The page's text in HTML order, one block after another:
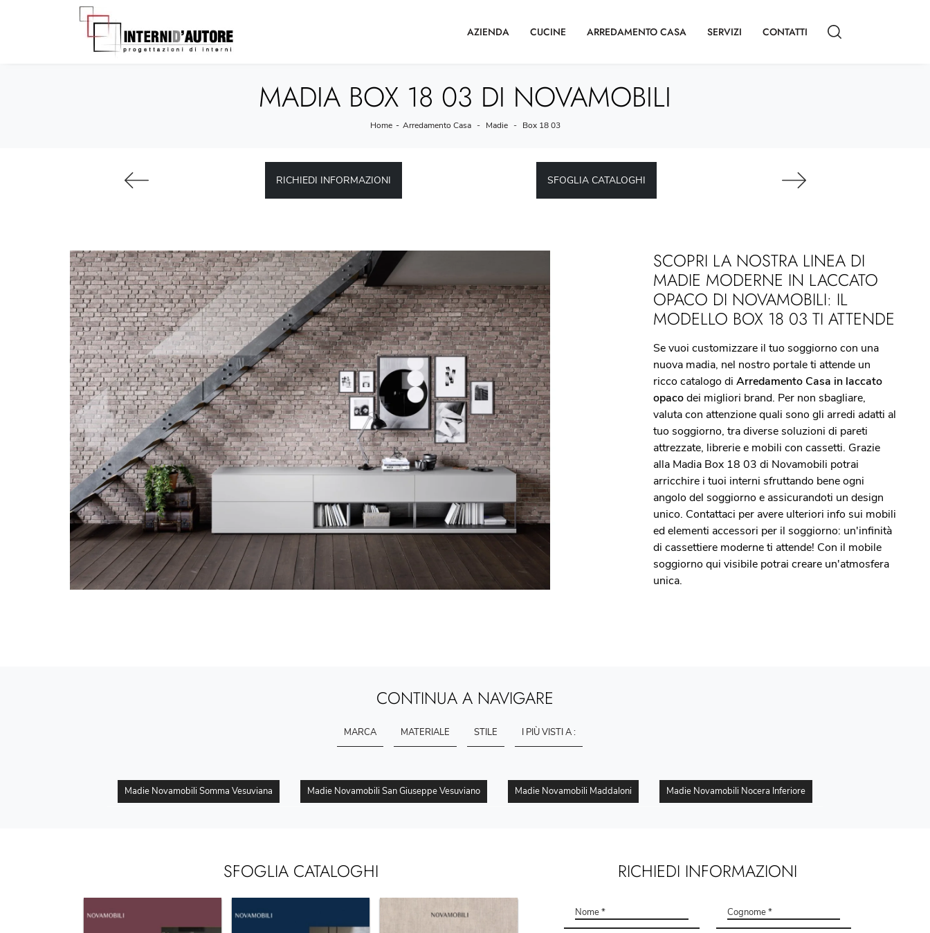
AZIENDA CUCINE ARREDAMENTO CASA SERVIZI CONTATTI
MADIA BOX 18 03 DI NOVAMOBILI
Home - Arredamento Casa - Madie - Box 18 03
RICHIEDI INFORMAZIONI SFOGLIA CATALOGHI
SCOPRI LA NOSTRA LINEA DI
MADIE MODERNE IN LACCATO
OPACO DI NOVAMOBILI: IL
MODELLO BOX 18 03 TI ATTENDE
Se vuoi customizzare il tuo soggiorno con una
nuova madia, nel nostro portale ti attende un
ricco catalogo di Arredamento Casa in laccato
opacodei migliori brand. Per non sbagliare,
valuta con attenzione quali sono gli arredi adatti al
tuo soggiorno, tra diverse soluzioni di pareti
attrezzate, librerie e mobili con cassetti. Grazie
alla Madia Box 18 03 di Novamobili potrai
arricchire i tuoi interni sfruttando bene ogni
angolo del soggiorno e assicurandoti un design
unico. Contattaci per avere ulteriori info sui mobili
ed elementi accessori per il soggiorno: un'infinità
di cassettiere moderne ti attende! Con il mobile
soggiorno qui visibile potrai creare un'atmosfera
unica.
CONTINUA A NAVIGARE
MARCA MATERIALE STILE I PIÙ VISTI A :
Madie Novamobili Somma Vesuviana Madie Novamobili San Giuseppe Vesuviano Madie Novamobili Maddaloni Madie Novamobili Nocera Inferiore
SFOGLIA CATALOGHI RICHIEDI INFORMAZIONI